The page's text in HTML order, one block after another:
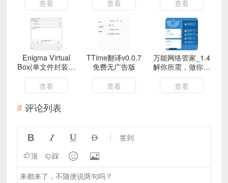
查看 查看 查看
Enigma Virtual
Box(单文件封装工
具) v10.50
查看
TTime翻译v0.0.7
免费无广告版
查看
万能网络管家_1.4
解你所需，做你的
贴心伴侣！
查看
评论列表
    签到
顶 踩  